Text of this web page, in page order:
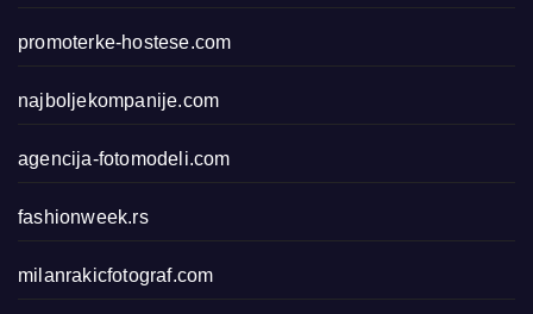
promoterke-hostese.com
najboljekompanije.com
agencija-fotomodeli.com
fashionweek.rs
milanrakicfotograf.com